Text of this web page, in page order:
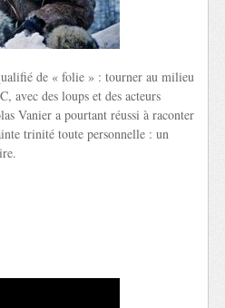
de « folie » : tourner au milieu
avec des loups et des acteurs
Vanier a pourtant réussi à raconter
trinité toute personnelle : un